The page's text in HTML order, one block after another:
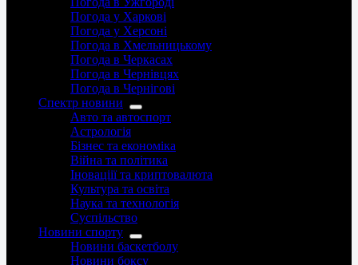
Погода у Харкові
Погода у Херсоні
Погода в Хмельницькому
Погода в Черкасах
Погода в Чернівцях
Погода в Чернігові
Спектр новини
Авто та автоспорт
Астрологія
Бізнес та економіка
Війна та політика
Іноваціії та криптовалюта
Культура та освіта
Наука та технологія
Суспільство
Новини спорту
Новини баскетболу
Новини боксу